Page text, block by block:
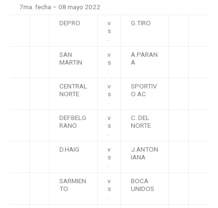
7ma. fecha – 08 mayo 2022
DEPRO
v
s
.
G.TIRO
SAN
MARTIN
v
s
.
A.PARAN
A
CENTRAL
NORTE
v
s
.
SPORTIV
O AC
DEF.BELG
RANO
v
s
.
C. DEL
NORTE
D.HAIG
v
s
.
J.ANTON
IANA
SARMIEN
TO
v
s
.
BOCA
UNIDOS